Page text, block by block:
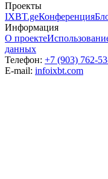
Проекты
IXBT.geКонференция
Информация
О проекте
данных
Телефон: +7 (903) 762-
E-mail: infoixbt.com